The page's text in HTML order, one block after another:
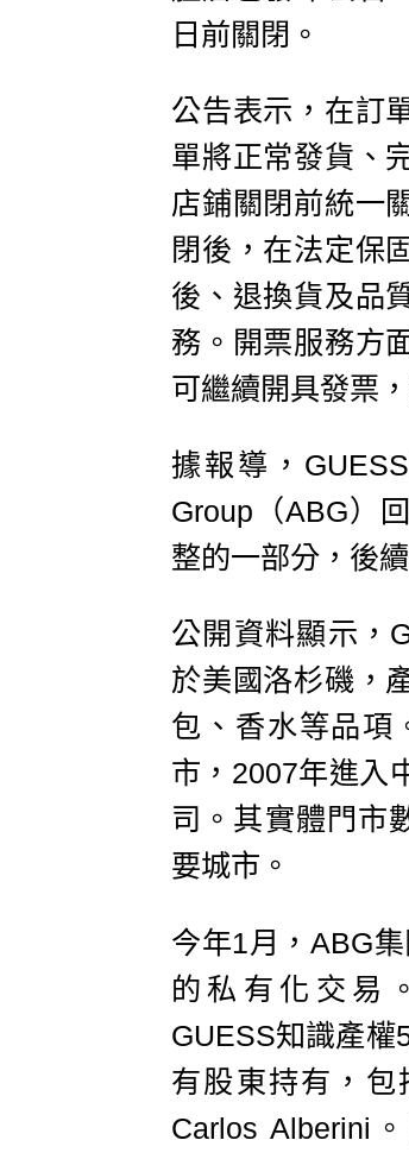
日前關閉。
公告表示，在訂
單將正常發貨、
店鋪關閉前統一
閉後，在法定保
後、退換貨及品
務。開票服務方
可繼續開具發票
據報導，
Group（ABG）
整的一部分，後
公開資料顯示，
於美國洛杉磯，
包、香水等品項
市，2007年進入
司。其實體門市
要城市。
今年1月，ABG
的私有化交易
GUESS知識產權
有股東持有，包
Carlos Alberini